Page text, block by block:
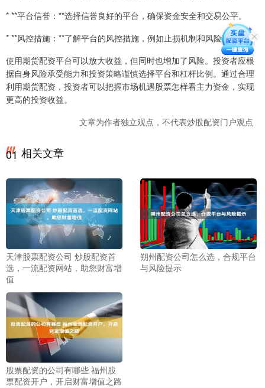
* **平台信誉：**选择信誉良好的平台，确保资金安全和交易公平。
* **风控措施：**了解平台的风控措施，例如止损机制和风险预警。
使用期货配资平台可以放大收益，但同时也增加了风险。投资者应根
据自身风险承受能力和投资策略谨慎选择平台和杠杆比例。通过合理
利用期货配资，投资者可以把握市场机遇股票怎样看主力资金，实现
更高的投资收益。
文章为作者独立观点，不代表炒股配资门户观点
01 相关文章
天津股票配资公司 炒股配资首
选，一流配资网站，助您财富增
值
朔州配资公司怎么选，合规平台
与风险提示
股票配资的公司有哪些 福州股
票配资开户，开启财富增值之路